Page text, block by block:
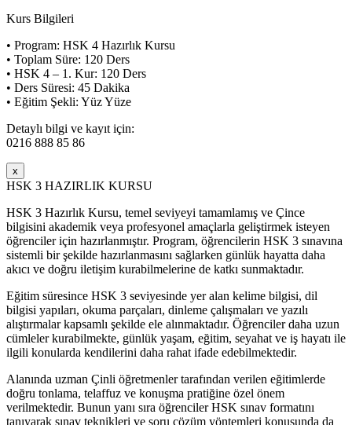
Kurs Bilgileri
• Program: HSK 4 Hazırlık Kursu
• Toplam Süre: 120 Ders
• HSK 4 – 1. Kur: 120 Ders
• Ders Süresi: 45 Dakika
• Eğitim Şekli: Yüz Yüze
Detaylı bilgi ve kayıt için:
0216 888 85 86
x
HSK 3 HAZIRLIK KURSU
HSK 3 Hazırlık Kursu, temel seviyeyi tamamlamış ve Çince
bilgisini akademik veya profesyonel amaçlarla geliştirmek isteyen
öğrenciler için hazırlanmıştır. Program, öğrencilerin HSK 3 sınavına
sistemli bir şekilde hazırlanmasını sağlarken günlük hayatta daha
akıcı ve doğru iletişim kurabilmelerine de katkı sunmaktadır.
Eğitim süresince HSK 3 seviyesinde yer alan kelime bilgisi, dil
bilgisi yapıları, okuma parçaları, dinleme çalışmaları ve yazılı
alıştırmalar kapsamlı şekilde ele alınmaktadır. Öğrenciler daha uzun
cümleler kurabilmekte, günlük yaşam, eğitim, seyahat ve iş hayatı ile
ilgili konularda kendilerini daha rahat ifade edebilmektedir.
Alanında uzman Çinli öğretmenler tarafından verilen eğitimlerde
doğru tonlama, telaffuz ve konuşma pratiğine özel önem
verilmektedir. Bunun yanı sıra öğrenciler HSK sınav formatını
tanıyarak sınav teknikleri ve soru çözüm yöntemleri konusunda da